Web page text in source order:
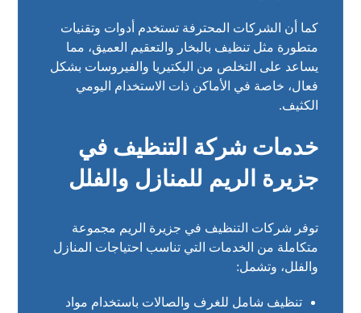
كما أن الشركات المحترفة تستخدم أدوات وتقنيات
متطورة مثل تنظيف بالبخار والتعقيم العميق، مما
يساعد على التخلص من البكتيريا والفيروسات بشكل
فعال، خاصة في الأماكن ذات الاستخدام اليومي
الكثيف.
خدمات شركة التنظيف في
جزيرة الريم للمنازل والفلل
توفر شركات التنظيف في جزيرة الريم مجموعة
متكاملة من الخدمات التي تناسب احتياجات المنازل
والفلل، وتشمل:
تنظيف شامل للغرف والصالات باستخدام مواد